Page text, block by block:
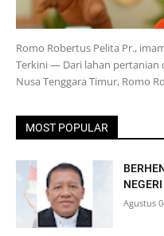
Romo Robertus Pelita Pr.,
Terkini — Dari lahan pertanian
Nusa Tenggara Timur, Romo
MOST POPULAR
Agustus